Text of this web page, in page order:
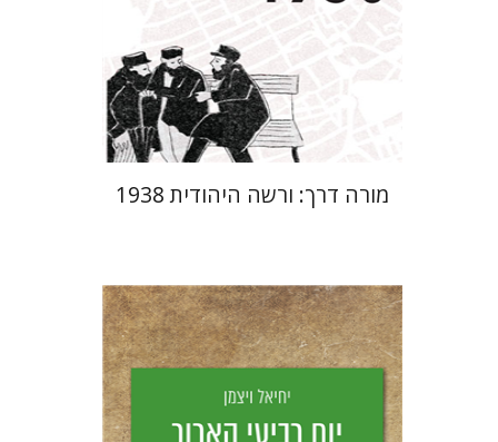
מחיר השקה
$42
$29
מורה דרך: ורשה היהודית 1938
יחיאל ויצמן
יפעת וייס